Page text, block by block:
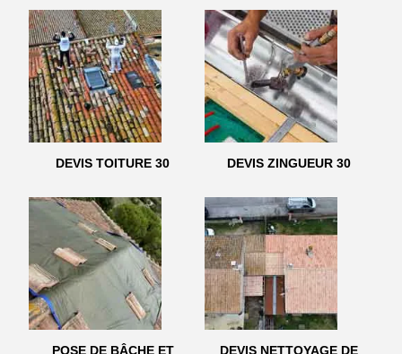
DEVIS TOITURE 30 DEVIS ZINGUEUR 30
POSE DE BÂCHE ET DEVIS NETTOYAGE DE